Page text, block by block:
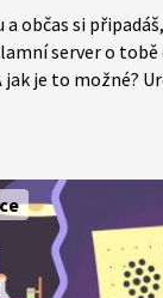
občas si
server o
je to možné?